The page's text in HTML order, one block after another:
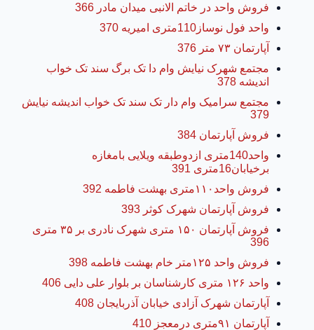
فروش واحد در خاتم الانبی میدان مادر 366
واحد فول نوساز110متری امیریه 370
آپارتمان ۷۳ متر 376
مجتمع شهرک نیایش وام دا تک برگ سند تک خواب
اندیشه 378
مجتمع سرامیک وام دار تک سند تک خواب اندیشه نیایش
379
فروش آپارتمان 384
واحد140متری ازدوطبقه ویلایی بامغازه
برخیابان16متری 391
فروش واحد۱۱۰متری بهشت فاطمه 392
فروش آپارتمان شهرک کوثر 393
فروش آپارتمان ۱۵۰ متری شهرک نادری بر ۳۵ متری
396
فروش واحد ۱۲۵متر خام بهشت فاطمه 398
واحد ۱۲۶ متری کارشناسان بر بلوار علی دایی 406
آپارتمان شهرک آزادی خیابان آذربایجان 408
آپارتمان ۹۱متری درمعجز 410